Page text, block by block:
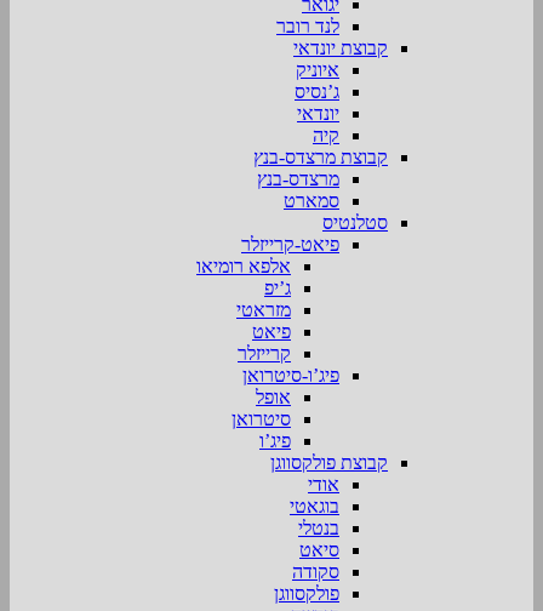
לנד רובר
קבוצת יונדאי
איוניק
ג’נסיס
יונדאי
קיה
קבוצת מרצדס-בנץ
מרצדס-בנץ
סמארט
סטלנטיס
פיאט-קרייזלר
אלפא רומיאו
ג’יפ
מזראטי
פיאט
קרייזלר
פיג’ו-סיטרואן
אופל
סיטרואן
פיג’ו
קבוצת פולקסווגן
אודי
בוגאטי
בנטלי
סיאט
סקודה
פולקסווגן